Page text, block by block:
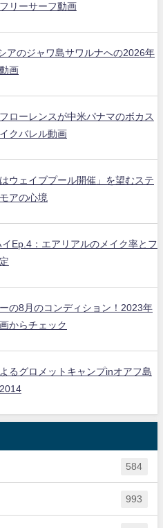
リーサーフ動画
アのジャワ島サワルナへの2026年
画
ローレンスが中米パナマのボカス
クバレル動画
ウェイブプール開催」を望むステ
アの心境
Ep.4：エアリアルのメイク率とフ
の8月のコンディション！2023年
からチェック
るグロメットキャンプinオアフ島
584
993